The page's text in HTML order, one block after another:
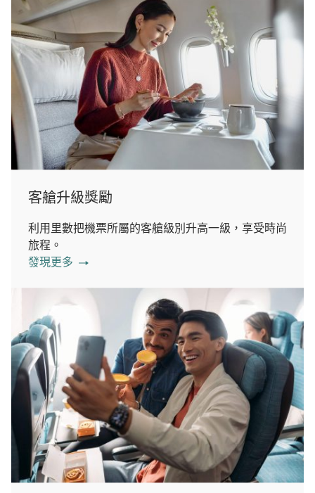
客艙升級獎勵
利用里數把機票所屬的客艙級別升高一級，享受時尚
旅程。
發現更多